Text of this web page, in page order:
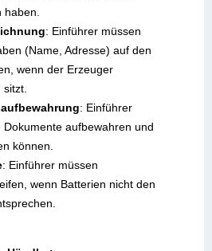
: Einführer müssen
(Name, Adresse) auf den
wenn der Erzeuger
: Einführer
Dokumente aufbewahren und
können.
: Einführer müssen
wenn Batterien nicht den